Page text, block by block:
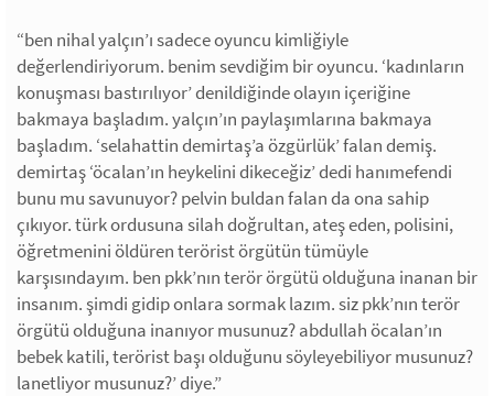
“ben nihal yalçın’ı sadece oyuncu kimliğiyle
değerlendiriyorum. benim sevdiğim bir oyuncu. ‘kadınların
konuşması bastırılıyor’ denildiğinde olayın içeriğine
bakmaya başladım. yalçın’ın paylaşımlarına bakmaya
başladım. ‘selahattin demirtaş’a özgürlük’ falan demiş.
demirtaş ‘öcalan’ın heykelini dikeceğiz’ dedi hanımefendi
bunu mu savunuyor? pelvin buldan falan da ona sahip
çıkıyor. türk ordusuna silah doğrultan, ateş eden, polisini,
öğretmenini öldüren terörist örgütün tümüyle
karşısındayım. ben pkk’nın terör örgütü olduğuna inanan bir
insanım. şimdi gidip onlara sormak lazım. siz pkk’nın terör
örgütü olduğuna inanıyor musunuz? abdullah öcalan’ın
bebek katili, terörist başı olduğunu söyleyebiliyor musunuz?
lanetliyor musunuz?’ diye.”